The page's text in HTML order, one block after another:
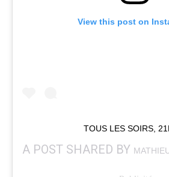
View this post on
TOUS LES SOIRS,
A POST SHARED BY